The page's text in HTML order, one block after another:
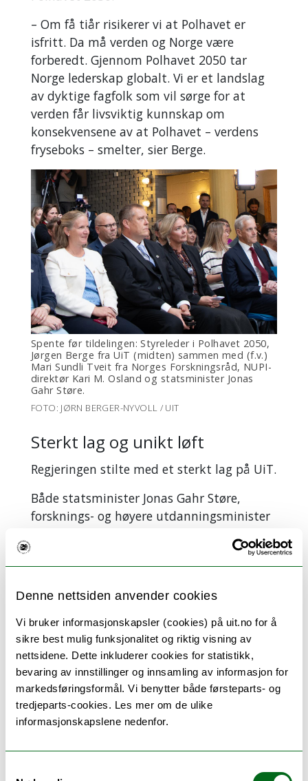
Denne nettsiden anvender cookies
Vi bruker informasjonskapsler (cookies) på uit.no for å
sikre best mulig funksjonalitet og riktig visning av
nettsidene. Dette inkluderer cookies for statistikk,
bevaring av innstillinger og innsamling av informasjon for
markedsføringsformål. Vi benytter både førsteparts- og
tredjeparts-cookies. Les mer om de ulike
informasjonskapslene nedenfor.
– Om få tiår risikerer vi at Polhavet er
isfritt. Da må verden og Norge være
forberedt. Gjennom Polhavet 2050 tar
Norge lederskap globalt. Vi er et landslag
av dyktige fagfolk som vil sørge for at
verden får livsviktig kunnskap om
konsekvensene av at Polhavet – verdens
fryseboks – smelter, sier Berge.
Spente før tildelingen: Styreleder i Polhavet 2050,
Jørgen Berge fra UiT (midten) sammen med (f.v.)
Mari Sundli Tveit fra Norges Forskningsråd, NUPI-
direktør Kari M. Osland og statsminister Jonas
Gahr Støre.
FOTO: JØRN BERGER-NYVOLL / UIT
Sterkt lag og unikt løft
Regjeringen stilte med et sterkt lag på UiT.
Både statsminister Jonas Gahr Støre,
forsknings- og høyere utdanningsminister
Myrseth, samt digitaliseringsminister
Karianne Tung, var til stede da de
annonserte nyheten om at regjeringen
lover å sikre det store forskningsprosjektet
i hele perioden på 10 år.
UiT-rektor og vertskap for ministrene, Dag
Rune Olsen, mener forpliktelsen er unik.
– Det at regjeringen nå faktisk har lagt på
plass en milliard kroner fordelt over på ti
av 18 ulike institusjoner i Norge, må være